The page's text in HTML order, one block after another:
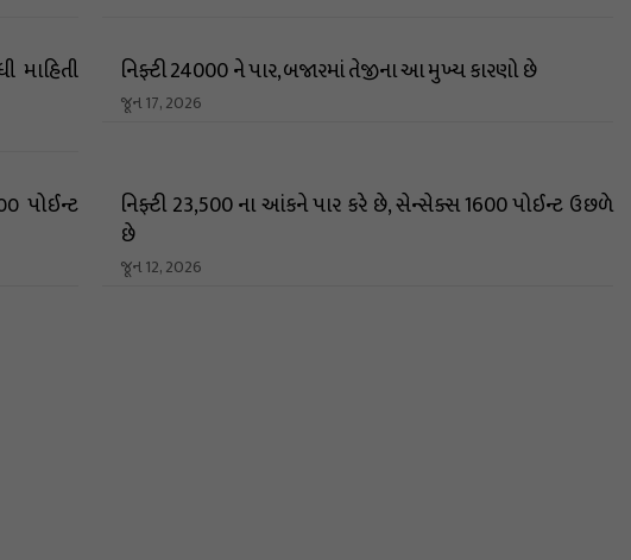
નિફ્ટી 24000 ને પાર, બજારમાં તેજીના આ મુખ્ય કારણો છે
જૂન 17, 2026
પોઈન્ટ
નિફ્ટી 23,500 ના આંકને પાર કરે છે, સેન્સેક્સ 1600 પોઈન્ટ ઉછળે
છે
જૂન 12, 2026